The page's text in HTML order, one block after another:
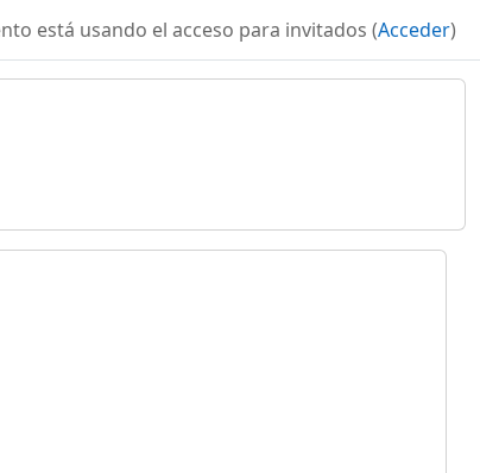
está usando el acceso para invitados (Acceder)